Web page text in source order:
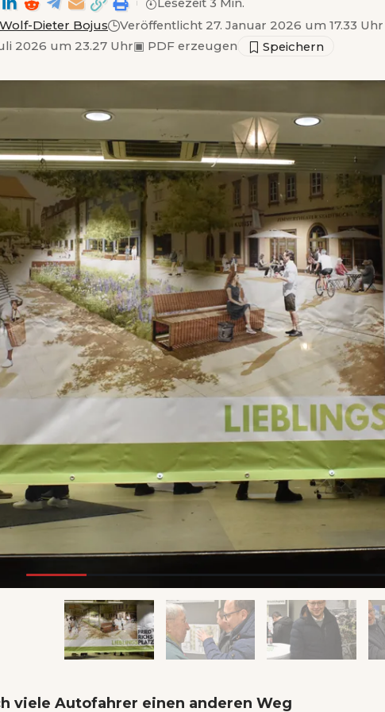
Wolf-Dieter Bojus
Veröffentlicht 27. Januar 2026 um 17.33 Uhr
2026 um 23.27 Uhr▣ PDF erzeugen
Lesezeit 3 Min.
viele Autofahrer einen anderen Weg